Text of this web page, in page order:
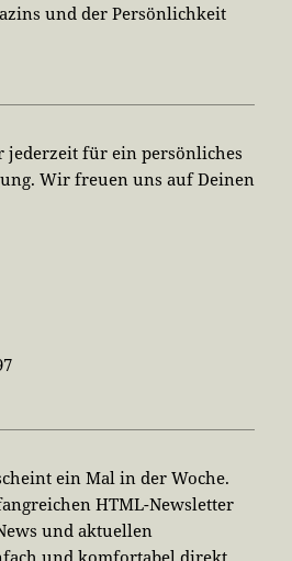
und der Persönlichkeit
jederzeit für ein persönliches
Wir freuen uns auf Deinen
ein Mal in der Woche.
HTML-Newsletter
und aktuellen